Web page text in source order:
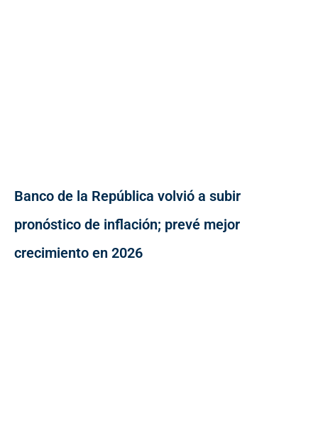
Banco de la República volvió a subir
pronóstico de inflación; prevé mejor
crecimiento en 2026